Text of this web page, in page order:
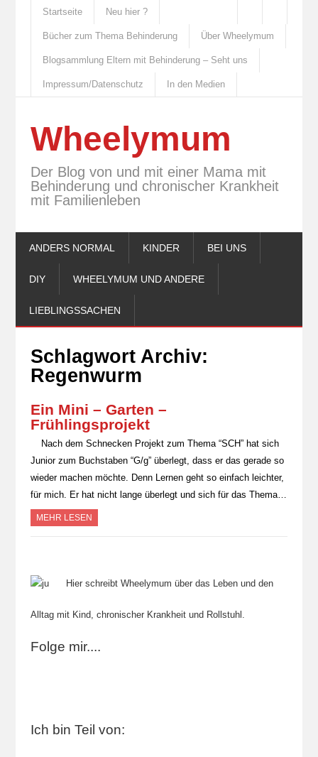
Startseite Neu hier ?
Bücher zum Thema Behinderung Über Wheelymum
Blogsammlung Eltern mit Behinderung – Seht uns
Impressum/Datenschutz In den Medien
Wheelymum
Der Blog von und mit einer Mama mit
Behinderung und chronischer Krankheit
mit Familienleben
ANDERS NORMAL KINDER BEI UNS
DIY WHEELYMUM UND ANDERE
LIEBLINGSSACHEN
Schlagwort Archiv:
Regenwurm
Ein Mini – Garten –
Frühlingsprojekt
Nach dem Schnecken Projekt zum Thema “SCH” hat sich
Junior zum Buchstaben “G/g” überlegt, dass er das gerade so
wieder machen möchte. Denn Lernen geht so einfach leichter,
für mich. Er hat nicht lange überlegt und sich für das Thema…
MEHR LESEN
Hier schreibt Wheelymum über das Leben und den
Alltag mit Kind, chronischer Krankheit und Rollstuhl.
Folge mir....
Ich bin Teil von: